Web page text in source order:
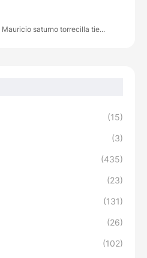
Mauricio saturno torrecilla tie...
(15)
(3)
(435)
(23)
(131)
(26)
(102)